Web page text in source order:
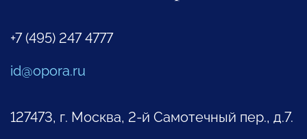
+7 (495) 247 4777
id@opora.ru
127473, г. Москва, 2-й Самотечный пер., д.7.